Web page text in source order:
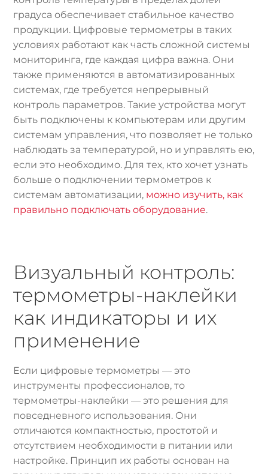
градуса обеспечивает стабильное качество
продукции. Цифровые термометры в таких
условиях работают как часть сложной системы
мониторинга, где каждая цифра важна. Они
также применяются в автоматизированных
системах, где требуется непрерывный
контроль параметров. Такие устройства могут
быть подключены к компьютерам или другим
системам управления, что позволяет не только
наблюдать за температурой, но и управлять ею,
если это необходимо. Для тех, кто хочет узнать
больше о подключении термометров к
системам автоматизации, можно изучить, как
правильно подключать оборудование.
Визуальный контроль:
термометры-наклейки
как индикаторы и их
применение
Если цифровые термометры — это
инструменты профессионалов, то
термометры-наклейки — это решения для
повседневного использования. Они
отличаются компактностью, простотой и
отсутствием необходимости в питании или
настройке. Принцип их работы основан на